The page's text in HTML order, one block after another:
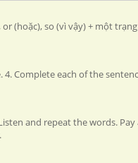
(hoặc), so (vì vậy) + một
4. Complete each of the
and repeat the words.